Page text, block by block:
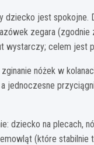
jest spokojne.
zegara
wystarczy; celem jest
nóżek w
jednoczesne
dziecko na plecach,
(które